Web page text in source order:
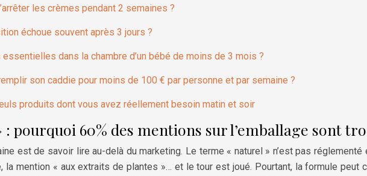
les crèmes pendant 2 semaines ?
échoue souvent après 3 jours ?
dans la chambre d’un bébé de moins de 3 mois ?
son caddie pour moins de 100 € par personne et par semaine ?
produits dont vous avez réellement besoin matin et soir
pourquoi 60% des mentions sur l’emballage sont
est de savoir lire au-delà du marketing. Le terme « naturel » n’est pas
la mention « aux extraits de plantes »… et le tour est joué. Pourtant, la formule